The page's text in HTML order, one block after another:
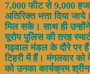
7,000 फीट से 9,000
अतिरिक्त भत्ता दिया
मिल सके। साथ ही
यूरोप पुलिस की तरह
गढ़वाल मंडल के दौरे पर
टिहरी में हैं। मंगलवार
को उनका कार्यक्रम